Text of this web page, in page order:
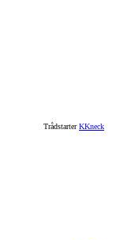
Trådstarter KKneck